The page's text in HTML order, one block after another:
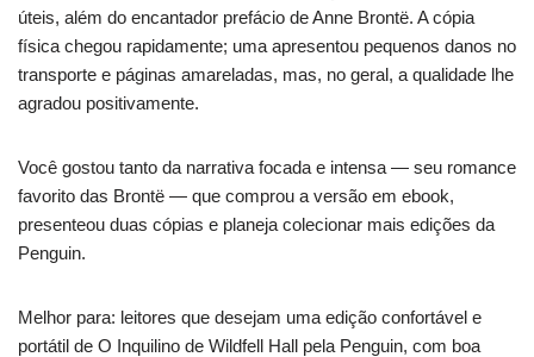
úteis, além do encantador prefácio de Anne Brontë. A cópia
física chegou rapidamente; uma apresentou pequenos danos no
transporte e páginas amareladas, mas, no geral, a qualidade lhe
agradou positivamente.
Você gostou tanto da narrativa focada e intensa — seu romance
favorito das Brontë — que comprou a versão em ebook,
presenteou duas cópias e planeja colecionar mais edições da
Penguin.
Melhor para: leitores que desejam uma edição confortável e
portátil de O Inquilino de Wildfell Hall pela Penguin, com boa